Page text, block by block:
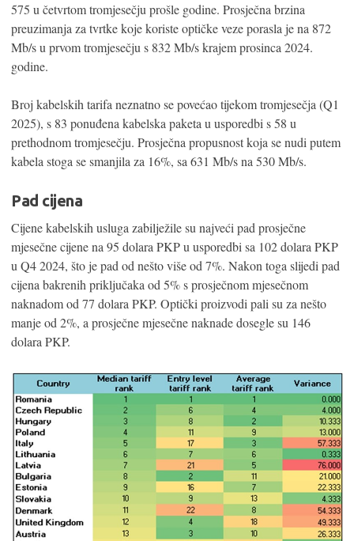
575 u četvrtom tromjesečju prošle godine. Prosječna brzina
preuzimanja za tvrtke koje koriste optičke veze porasla je na 872
Mb/s u prvom tromjesečju s 832 Mb/s krajem prosinca 2024.
godine.
Broj kabelskih tarifa neznatno se povećao tijekom tromjesečja (Q1
2025), s 83 ponuđena kabelska paketa u usporedbi s 58 u
prethodnom tromjesečju. Prosječna propusnost koja se nudi putem
kabela stoga se smanjila za 16%, sa 631 Mb/s na 530 Mb/s.
Pad cijena
Cijene kabelskih usluga zabilježile su najveći pad prosječne
mjesečne cijene na 95 dolara PKP u usporedbi sa 102 dolara PKP
u Q4 2024, što je pad od nešto više od 7%. Nakon toga slijedi pad
cijena bakrenih priključaka od 5% s prosječnom mjesečnom
naknadom od 77 dolara PKP. Optički proizvodi pali su za nešto
manje od 2%, a prosječne mjesečne naknade dosegle su 146
dolara PKP.